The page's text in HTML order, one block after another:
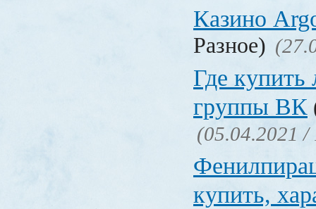
Казино
Разное)
Где купить
группы ВК
(05.04.2021 /
купить,